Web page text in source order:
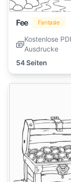
Fee Fantasie
Kostenlose
Ausdrucke
54 Seiten